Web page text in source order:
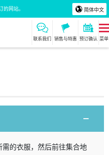
网站。 简体中文
联系我们 销售与特惠 预订确认 菜单
的衣服，然后前往集合地